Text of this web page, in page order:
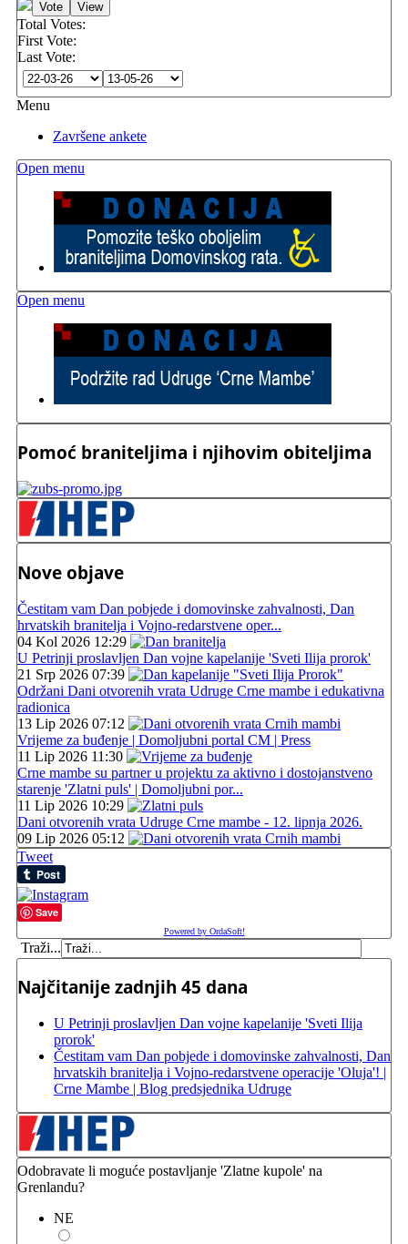
Total Votes:
First Vote:
Last Vote:
Menu
Završene ankete
Open menu
Open menu
Pomoć braniteljima i njihovim obiteljima
Nove objave
Čestitam vam Dan pobjede i domovinske zahvalnosti, Dan
hrvatskih branitelja i Vojno-redarstvene oper...
04 Kol 2026 12:29
U Petrinji proslavljen Dan vojne kapelanije 'Sveti Ilija prorok'
21 Srp 2026 07:39
Održani Dani otvorenih vrata Udruge Crne mambe i edukativna
radionica
13 Lip 2026 07:12
Vrijeme za buđenje | Domoljubni portal CM | Press
11 Lip 2026 11:30
Crne mambe su partner u projektu za aktivno i dostojanstveno
starenje 'Zlatni puls' | Domoljubni por...
11 Lip 2026 10:29
Dani otvorenih vrata Udruge Crne mambe - 12. lipnja 2026.
09 Lip 2026 05:12
Tweet
Save
Powered by OrdaSoft!
Traži...
Najčitanije zadnjih 45 dana
U Petrinji proslavljen Dan vojne kapelanije 'Sveti Ilija
prorok'
Čestitam vam Dan pobjede i domovinske zahvalnosti, Dan
hrvatskih branitelja i Vojno-redarstvene operacije 'Oluja'! |
Crne Mambe | Blog predsjednika Udruge
Odobravate li moguće postavljanje 'Zlatne kupole' na
Grenlandu?
NE